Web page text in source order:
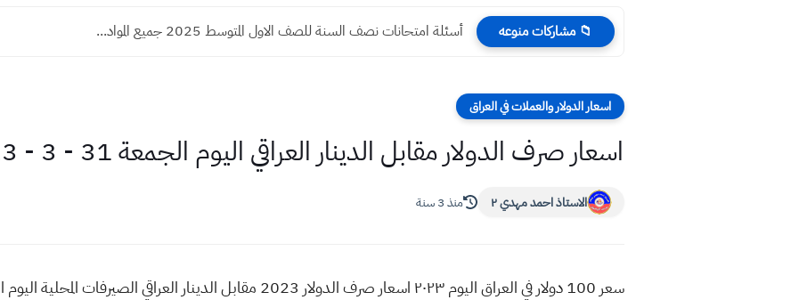
📁 مشاركات منوعه أسئلة امتحانات نصف السنة للصف الاول المتوسط 2025 جميع المواد...
اسعار الدولار والعملات في العراق
اسعار صرف الدولار مقابل الدينار العراقي اليوم الجمعة 31 - 3 - 2023 في الاسواق المحلية
الاستاذ احمد مهدي ٢ منذ 3 سنة